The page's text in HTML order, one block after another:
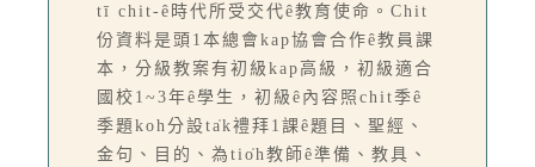
tī chit-ê時代所受交代ê教育使命。Chit
份資料是頭1本總會kap協會合作ê教員課
本，分級教案有初級kap高級，初級適合
國校1~3年ê學生，初級ê內容照chit季ê
季題koh分設ta̍k禮拜1課ê題目、聖經、
金句、目的、為tio̍h教師ê準備、教具、